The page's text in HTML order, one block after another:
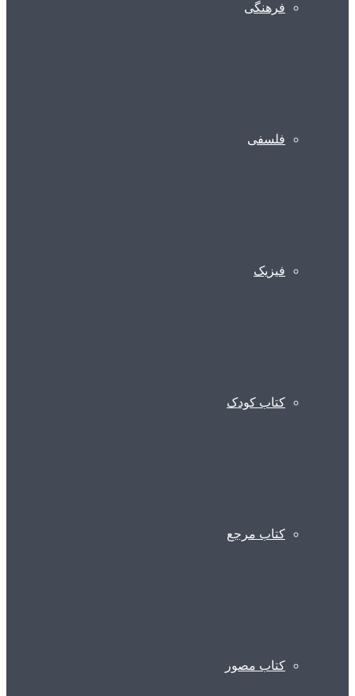
فرهنگی
فلسفی
فیزیک
کتاب کودک
کتاب مرجع
کتاب مصور